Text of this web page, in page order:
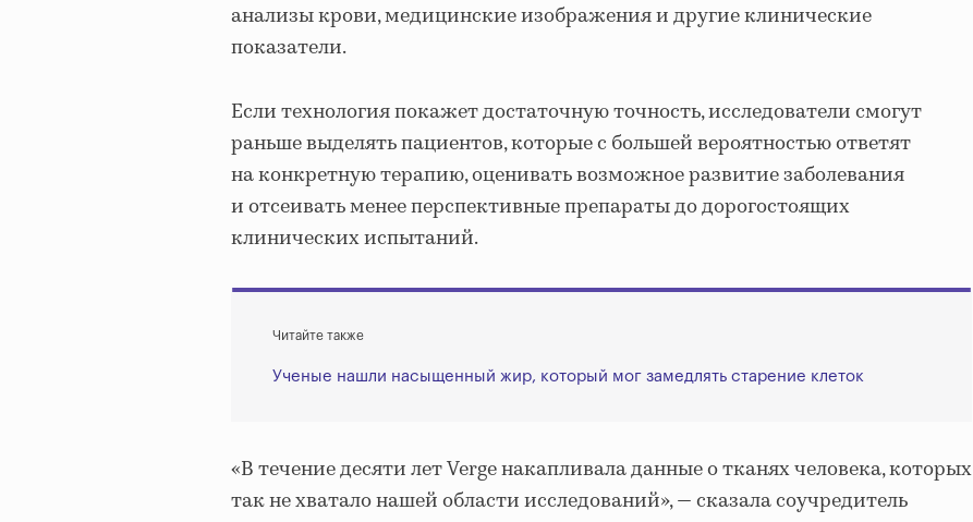
анализы крови, медицинские изображения и другие клинические
показатели.
Если технология покажет достаточную точность, исследователи смогут
раньше выделять пациентов, которые с большей вероятностью ответят
на конкретную терапию, оценивать возможное развитие заболевания
и отсеивать менее перспективные препараты до дорогостоящих
клинических испытаний.
Читайте также
Ученые нашли насыщенный жир, который мог замедлять старение клеток
«В течение десяти лет Verge накапливала данные о тканях человека, которых
так не хватало нашей области исследований», — сказала соучредитель